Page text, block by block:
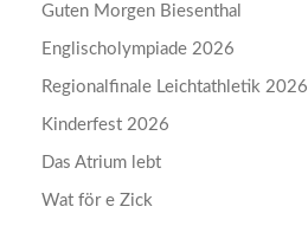
Guten Morgen Biesenthal
Englischolympiade 2026
Regionalfinale Leichtathletik 2026
Kinderfest 2026
Das Atrium lebt
Wat för e Zick